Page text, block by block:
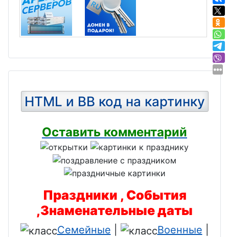
HTML и BB код на картинку
Оставить комментарий
Праздники , События
,Знаменательные даты
Семейные Военные